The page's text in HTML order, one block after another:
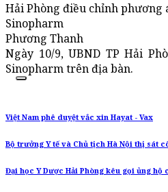
Hải Phòng điều chỉnh phương
Sinopharm
Phương Thanh
Ngày 10/9, UBND TP Hải
Sinopharm trên địa bàn.
Việt Nam phê duyệt vắc xin Hayat - Vax
Bộ trưởng Y tế và Chủ tịch Hà Nội thị sát
Đại học Y Dược Hải Phòng kêu gọi ủng